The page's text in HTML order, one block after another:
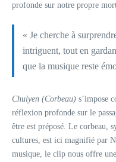
profonde sur notre propre
« Je cherche à
intriguent, tout en
que la musique reste
Chulyen (Corbeau) s’impose
réflexion profonde sur le
être est préposé. Le corbeau,
cultures, est ici magnifié par
musique, le clip nous offre